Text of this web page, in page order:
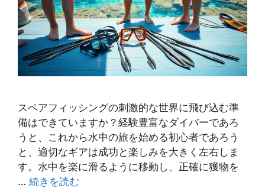
スペアフィッシングの刺激的な世界に飛び込む準
備はできていますか？経験豊富なダイバーであろ
うと、これから水中の旅を始める初心者であろう
と、適切なギアは成功と楽しみを大きく左右しま
す。水中を楽に滑るように移動し、正確に獲物を
… 続きを読む